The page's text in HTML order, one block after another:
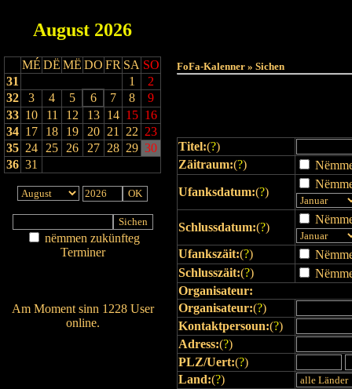
August 2026
MÉ DË MË DO FR SA SO
31
1
2
32
3 4 5 6 7 8
9
33 10 11 12 13 14 15 16
34 17 18 19 20 21 22 23
35 24 25 26 27 28 29 30
36 31
nëmmen zukünfteg
Terminer
Am Moment sinn 1228 User
online.
FoFa-Kalenner » Sichen
Titel:(?)
Zäitraum:(?)
Ufanksdatum:(?)
Schlussdatum:(?)
Ufankszäit:(?)
Schlusszäit:(?)
Organisateur:
Organisateur:(?)
Kontaktpersoun:(?)
Adress:(?)
PLZ/Uert:(?)
Land:(?)